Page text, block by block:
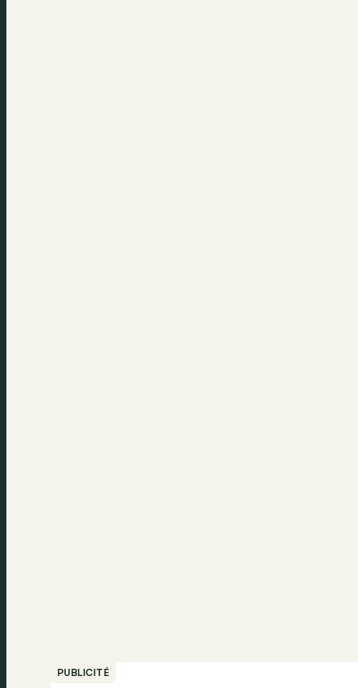
PUBLICITÉ